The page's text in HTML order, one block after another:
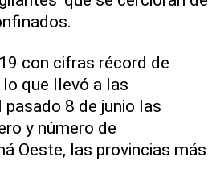
con cifras récord de
que llevó a las
8 de junio las
y número de
Oeste, las provincias más